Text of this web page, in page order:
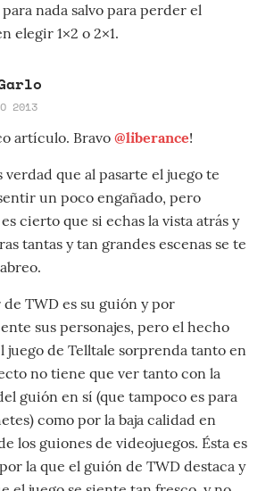
nada salvo para perder el
elegir 1×2 o 2×1.
2013
artículo. Bravo @liberance!
verdad que al pasarte el juego te
un poco engañado, pero
cierto que si echas la vista atrás y
tantas y tan grandes escenas se te
de TWD es su guión y por
sus personajes, pero el hecho
juego de Telltale sorprenda tanto en
no tiene que ver tanto con la
guión en sí (que tampoco es para
como por la baja calidad en
los guiones de videojuegos. Ésta es
la que el guión de TWD destaca y